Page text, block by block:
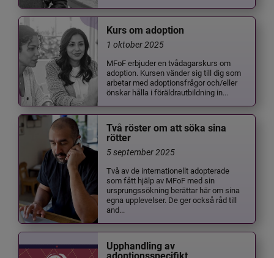
Kurs om adoption
1 oktober 2025
MFoF erbjuder en tvådagarskurs om
adoption. Kursen vänder sig till dig som
arbetar med adoptionsfrågor och/eller
önskar hålla i föräldrautbildning in...
Två röster om att söka sina
rötter
5 september 2025
Två av de internationellt adopterade
som fått hjälp av MFoF med sin
ursprungssökning berättar här om sina
egna upplevelser. De ger också råd till
and...
Upphandling av
adoptionsspecifikt